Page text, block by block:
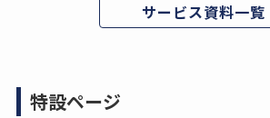
サービス資料一覧
特設ページ